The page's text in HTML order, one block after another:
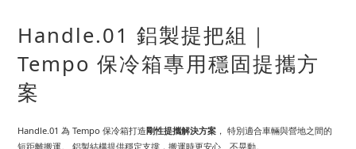
Handle.01 鋁製提把組｜
Tempo 保冷箱專用穩固提攜方
案
Handle.01 為 Tempo 保冷箱打造剛性提攜解決方案 ， 特別適合車輛與營地之間的
短距離搬運。 鋁製結構提供穩定支撐，搬運時更安心、不晃動。